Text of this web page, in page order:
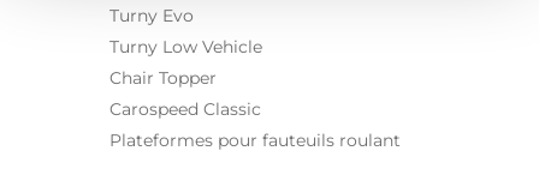
Turny Evo
Turny Low Vehicle
Chair Topper
Carospeed Classic
Plateformes pour fauteuils roulant